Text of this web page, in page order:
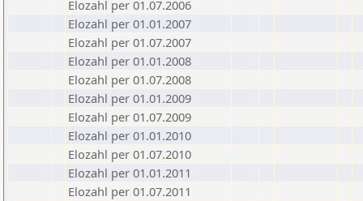
Elozahl per 01.07.2006
Elozahl per 01.01.2007
Elozahl per 01.07.2007
Elozahl per 01.01.2008
Elozahl per 01.07.2008
Elozahl per 01.01.2009
Elozahl per 01.07.2009
Elozahl per 01.01.2010
Elozahl per 01.07.2010
Elozahl per 01.01.2011
Elozahl per 01.07.2011